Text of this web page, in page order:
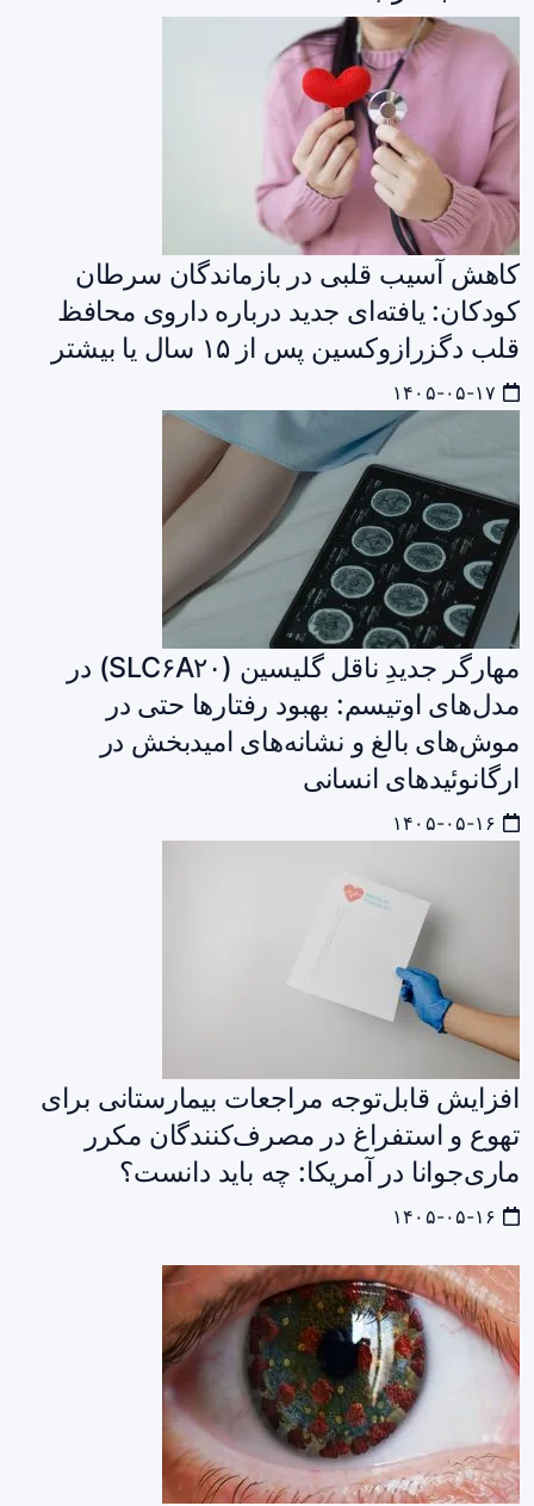
کاهش آسیب قلبی در بازماندگان سرطان
کودکان: یافته‌ای جدید درباره داروی محافظ
قلب دگزرازوکسین پس از ۱۵ سال یا بیشتر
مهارگر جدیدِ ناقل گلیسین (SLC۶A۲۰) در
مدل‌های اوتیسم: بهبود رفتارها حتی در
موش‌های بالغ و نشانه‌های امیدبخش در
ارگانوئیدهای انسانی
افزایش قابل‌توجه مراجعات بیمارستانی برای
تهوع و استفراغ در مصرف‌کنندگان مکرر
ماری‌جوانا در آمریکا: چه باید دانست؟